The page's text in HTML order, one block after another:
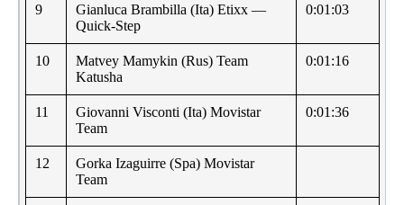
9
Gianluca Brambilla (Ita) Etixx —
Quick-Step
0:01:03
10
Matvey Mamykin (Rus) Team
Katusha
0:01:16
11
Giovanni Visconti (Ita) Movistar
Team
0:01:36
12
Gorka Izaguirre (Spa) Movistar
Team